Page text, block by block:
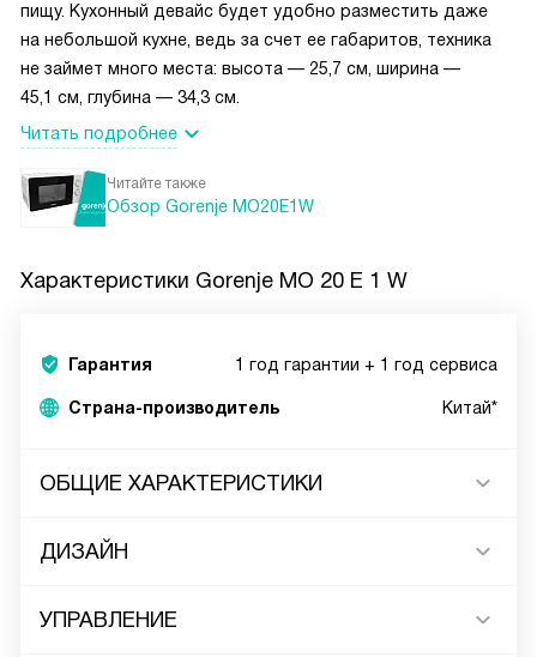
пищу. Кухонный девайс будет удобно разместить даже
на небольшой кухне, ведь за счет ее габаритов, техника
не займет много места: высота — 25,7 см, ширина —
45,1 см, глубина — 34,3 см.
Читать подробнее
Читайте также
Обзор Gorenje MO20E1W
Характеристики Gorenje MO 20 E 1 W
Гарантия 1 год гарантии + 1 год сервиса
Страна-производитель Китай*
ОБЩИЕ ХАРАКТЕРИСТИКИ
ДИЗАЙН
УПРАВЛЕНИЕ